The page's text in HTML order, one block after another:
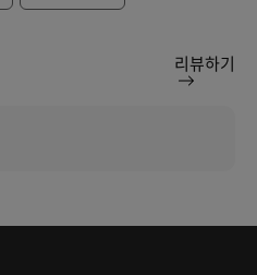
리뷰하기